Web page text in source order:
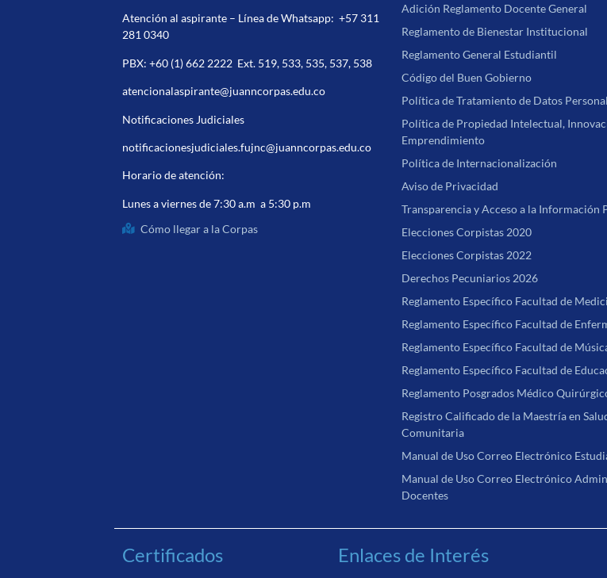
Atención al aspirante – Línea de Whatsapp:+57 311
281 0340
PBX:+60 (1) 662 2222 Ext. 519, 533, 535, 537, 538
atencionalaspirante@juanncorpas.edu.co
Notificaciones Judiciales
notificacionesjudiciales.fujnc@juanncorpas.edu.co
Horario de atención:
Lunes a viernes de 7:30 a.m a 5:30 p.m
Cómo llegar a la Corpas
Adición Reglamento Docente General
Reglamento de Bienestar Institucional
Reglamento General Estudiantil
Código del Buen Gobierno
Política de Tratamiento de Datos
Política de Propiedad Intelectual,
Emprendimiento
Política de Internacionalización
Aviso de Privacidad
Transparencia y Acceso a la Información
Elecciones Corpistas 2020
Elecciones Corpistas 2022
Derechos Pecuniarios 2026
Reglamento Específico Facultad de
Reglamento Específico Facultad de
Reglamento Específico Facultad de
Reglamento Específico Facultad de
Reglamento Posgrados Médico
Registro Calificado de la Maestría en
Comunitaria
Manual de Uso Correo Electrónico
Manual de Uso Correo Electrónico
Docentes
Certificados Enlaces de Interés